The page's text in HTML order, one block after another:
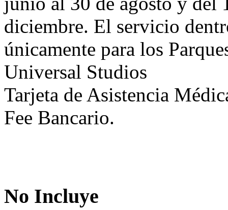
diciembre. El servicio
únicamente para los
Universal Studios
Tarjeta de Asistencia
Fee Bancario.
No Incluye